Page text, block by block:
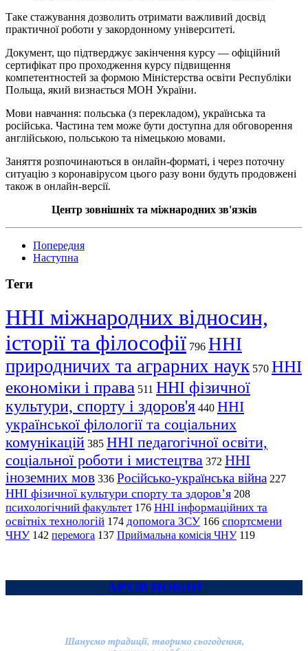
Таке стажування дозволить отримати важливий досвід
практичної роботи у закордонному університеті.
Документ, що підтверджує закінчення курсу — офіційний
сертифікат про проходження курсу підвищення
компетентностей за формою Міністерства освіти Республіки
Польща, який визнається МОН України.
Мови навчання: польська (з перекладом), українська та
російська. Частина тем може бути доступна для обговорення
англійською, польською та німецькою мовами.
Заняття розпочинаються в онлайн-форматі, і через поточну
ситуацію з коронавірусом цього разу вони будуть продовжені
також в онлайн-версії.
Центр зовнішніх та міжнародних зв'язків
Попередня
Наступна
Теги
ННІ міжнародних відносин,
історії та філософії 796 ННІ
природничих та аграрних наук 570 ННІ
економіки і права 511 ННІ фізичної
культури, спорту і здоров'я 440 ННІ
української філології та соціальних
комунікацій 385 ННІ педагогічної освіти,
соціальної роботи і мистецтва 372 ННІ
іноземних мов 336 Російсько-українська війна 227
ННІ фізичної культури спорту та здоров’я 208
психологічний факультет 176 ННІ інформаційних та
освітніх технологій 174 допомога ЗСУ 166 спортсмени
ЧНУ 142 перемога 137 Приймальна комісія ЧНУ 119
АРХІВ НОВИН